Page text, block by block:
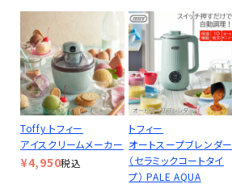
Toffy トフィー
アイスクリームメーカー
¥4,950税込
トフィー
オートスープブレンダー
（セラミックコートタイ
プ） PALE AQUA